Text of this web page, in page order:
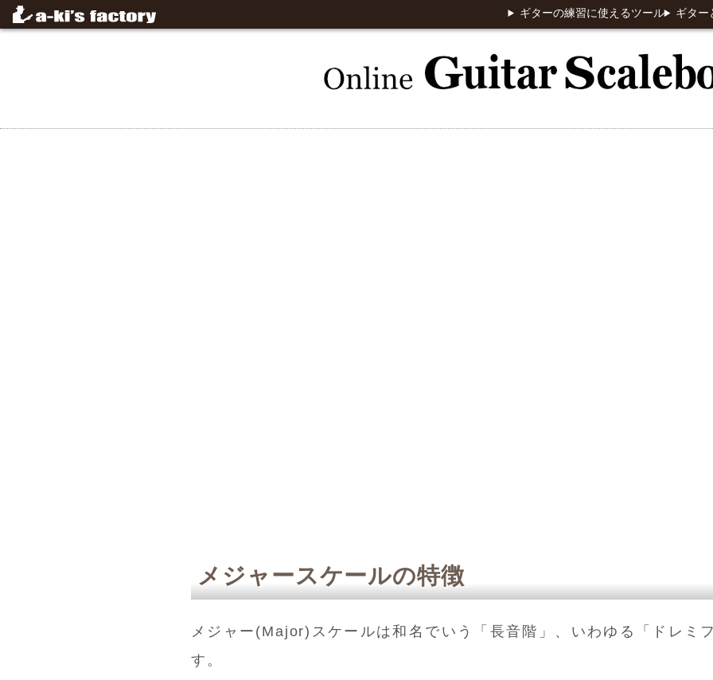
ギターの練習に使えるツール ギター
メジャースケールの特徴
メジャー(Major)スケールは和名でいう「長音階」、いわゆる「ドレミ
す。